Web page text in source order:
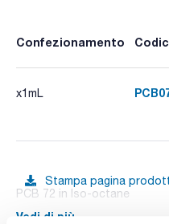
Confezionamento
x1mL
Stampa pagina
PCB 72 in Iso-octane
Vedi di più